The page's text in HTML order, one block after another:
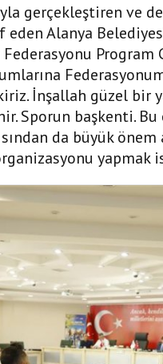
gerçekleştiren ve
Alanya
İnşallah güzel bir
Sporun başkenti. Bu
da büyük
yapmak